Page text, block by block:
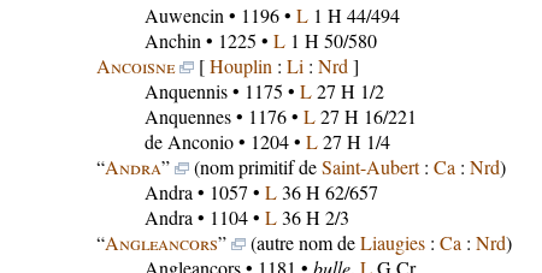
Auwencin • 1196 • L1 H 44/494
Anchin • 1225 • L1 H 50/580
Ancoisne
[Houplin : Li : Nrd ]
Anquennis• 1175 • L27 H 1/2
Anquennes• 1176 • L27 H 16/221
de Anconio• 1204 • L27 H 1/4
“Andra” (nom primitif deSaint-Aubert: Ca : Nrd)
Andra • 1057 • L36 H 62/657
Andra • 1104 • L36 H 2/3
“Angleancors” (autre nom deLiaugies: Ca : Nrd)
Angleancors• 1181 • bulle, LG Cr